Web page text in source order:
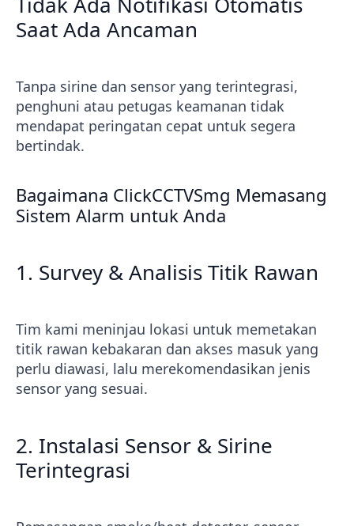
Saat Ada Ancaman
Tanpa sirine dan sensor yang terintegrasi,
penghuni atau petugas keamanan tidak
mendapat peringatan cepat untuk segera
bertindak.
Bagaimana ClickCCTVSmg Memasang
Sistem Alarm untuk Anda
1. Survey & Analisis Titik Rawan
Tim kami meninjau lokasi untuk memetakan
titik rawan kebakaran dan akses masuk yang
perlu diawasi, lalu merekomendasikan jenis
sensor yang sesuai.
2. Instalasi Sensor & Sirine
Terintegrasi